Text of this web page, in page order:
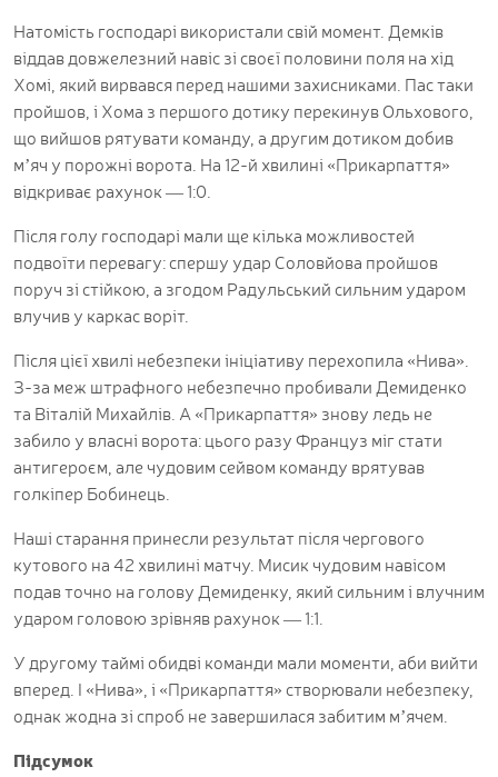
Натомість господарі використали свій момент. Демків
віддав довжелезний навіс зі своєї половини поля на хід
Хомі, який вирвався перед нашими захисниками. Пас таки
пройшов, і Хома з першого дотику перекинув Ольхового,
що вийшов рятувати команду, а другим дотиком добив
м’яч у порожні ворота. На 12-й хвилині «Прикарпаття»
відкриває рахунок — 1:0.
Після голу господарі мали ще кілька можливостей
подвоїти перевагу: спершу удар Соловйова пройшов
поруч зі стійкою, а згодом Радульський сильним ударом
влучив у каркас воріт.
Після цієї хвилі небезпеки ініціативу перехопила «Нива».
З-за меж штрафного небезпечно пробивали Демиденко
та Віталій Михайлів. А «Прикарпаття» знову ледь не
забило у власні ворота: цього разу Француз міг стати
антигероєм, але чудовим сейвом команду врятував
голкіпер Бобинець.
Наші старання принесли результат після чергового
кутового на 42 хвилині матчу. Мисик чудовим навісом
подав точно на голову Демиденку, який сильним і влучним
ударом головою зрівняв рахунок — 1:1.
У другому таймі обидві команди мали моменти, аби вийти
вперед. І «Нива», і «Прикарпаття» створювали небезпеку,
однак жодна зі спроб не завершилася забитим м’ячем.
Підсумок